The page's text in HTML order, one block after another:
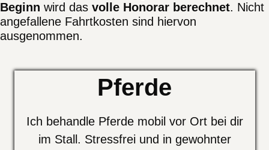
Beginn wird das volle Honorar berechnet. Nicht
angefallene Fahrtkosten sind hiervon
ausgenommen.
Pferde
Ich behandle Pferde mobil vor Ort bei dir
im Stall. Stressfrei und in gewohnter